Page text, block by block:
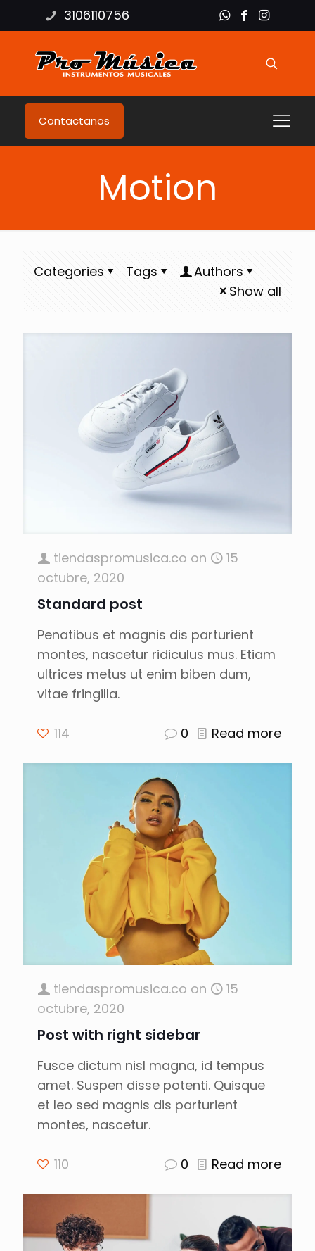
3106110756
Contactanos
Motion
Categories Tags
Authors
Show all
tiendaspromusica.co on
15
octubre, 2020
Standard post
Penatibus et magnis dis parturient
montes, nascetur ridiculus mus. Etiam
ultrices metus ut enim biben dum,
vitae fringilla.
114 0 Read more
tiendaspromusica.co on
15
octubre, 2020
Post with right sidebar
Fusce dictum nisl magna, id tempus
amet. Suspen disse potenti. Quisque
et leo sed magnis dis parturient
montes, nascetur.
110 0 Read more